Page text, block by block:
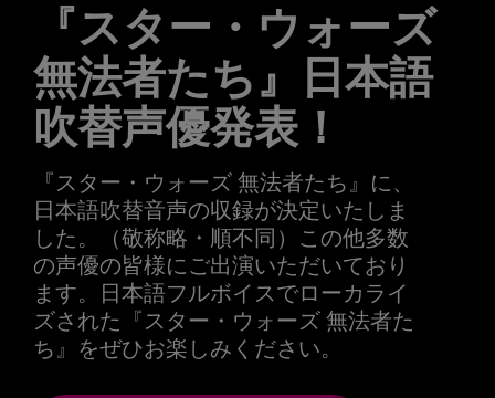
『スター・ウォーズ
無法者たち』日本語
吹替声優発表！
『スター・ウォーズ 無法者たち』に、
日本語吹替音声の収録が決定いたしま
した。（敬称略・順不同）この他多数
の声優の皆様にご出演いただいており
ます。日本語フルボイスでローカライ
ズされた『スター・ウォーズ 無法者た
ち』をぜひお楽しみください。